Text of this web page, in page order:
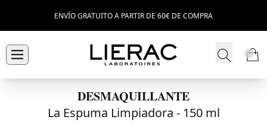
ENVÍO GRATUITO A PARTIR DE 60€ DE COMPRA
DESMAQUILLANTE
La Espuma Limpiadora - 150 ml